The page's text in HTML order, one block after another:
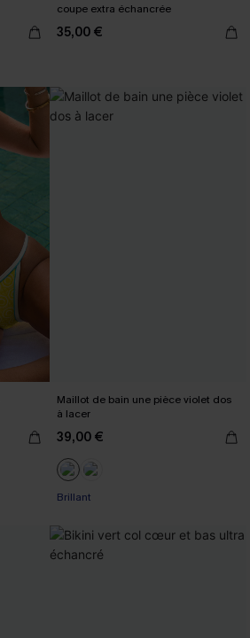
coupe extra échancrée
35,00 €
Maillot de bain une pièce violet dos
à lacer
39,00 €
Brillant